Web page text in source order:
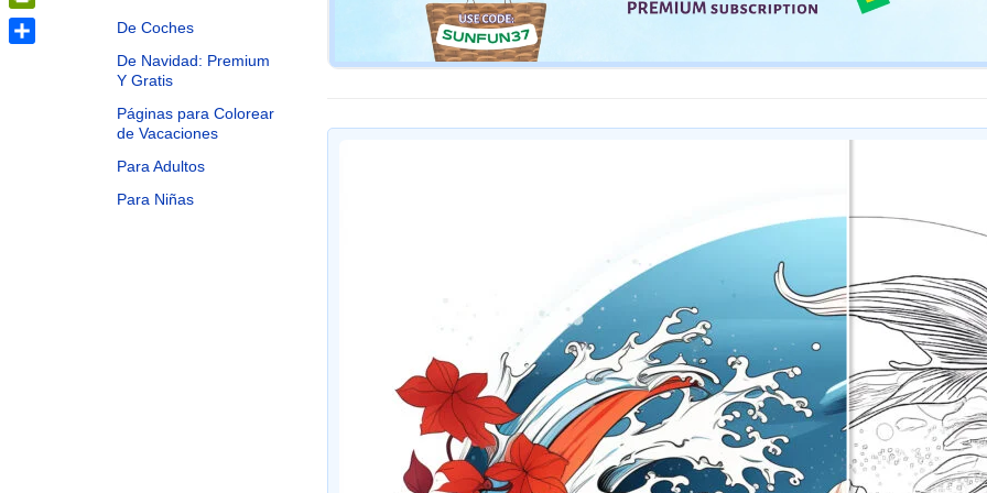
De Coches
De Navidad: Premium
Y Gratis
Páginas para Colorear
de Vacaciones
Para Adultos
Para Niñas
PrintFriendly